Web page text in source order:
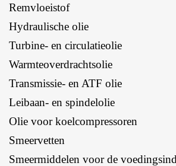
Remvloeistof
Hydraulische olie
Turbine- en circulatieolie
Warmteoverdrachtsolie
Transmissie- en ATF olie
Leibaan- en spindelolie
Olie voor koelcompressoren
Smeervetten
Smeermiddelen voor de